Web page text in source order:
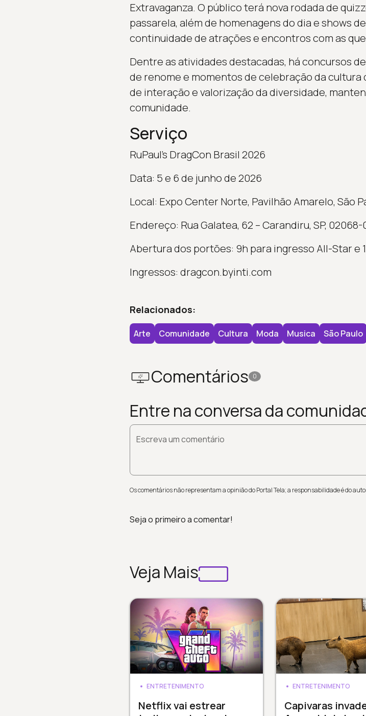
Extravaganza. O público terá nova rodada de
passarela, além de homenagens do dia e shows
continuidade de atrações e encontros com as
Dentre as atividades destacadas, há concursos
de renome e momentos de celebração da
de interação e valorização da diversidade,
comunidade.
Serviço
RuPaul’s DragCon Brasil 2026
Data: 5 e 6 de junho de 2026
Local: Expo Center Norte, Pavilhão Amarelo, São
Endereço: Rua Galatea, 62 – Carandiru, SP,
Abertura dos portões: 9h para ingresso All-Star e
Ingressos: dragcon.byinti.com
Relacionados:
Arte Comunidade Cultura Moda Musica São Paulo
Comentários 0
Entre na conversa da
Escreva um comentário
Os comentários não representam a opinião do Portal Tela; a responsabilidade é do
Seja o primeiro a comentar!
Veja Mais
ENTRETENIMENTO
Netflix vai estrear
ENTRETENIMENTO
Capivaras